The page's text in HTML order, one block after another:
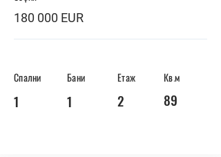
180 000 EUR
Спални Бани Етаж Кв.м
1 1 2 89